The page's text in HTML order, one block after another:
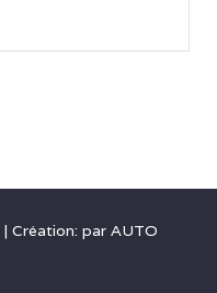
| Création: par AUTO